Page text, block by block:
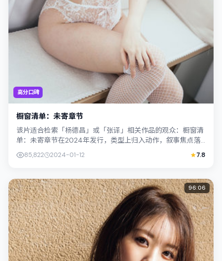
高分口碑
橱窗清单：未寄章节
该片适合检索「杨德昌」或「张译」相关作品的观众：橱窗清
单：未寄章节在2024年发行，类型上归入动作，叙事焦点落
在家庭与社会的交错地带；配角层次丰...
85,822 2024-01-12 7.8
96:06